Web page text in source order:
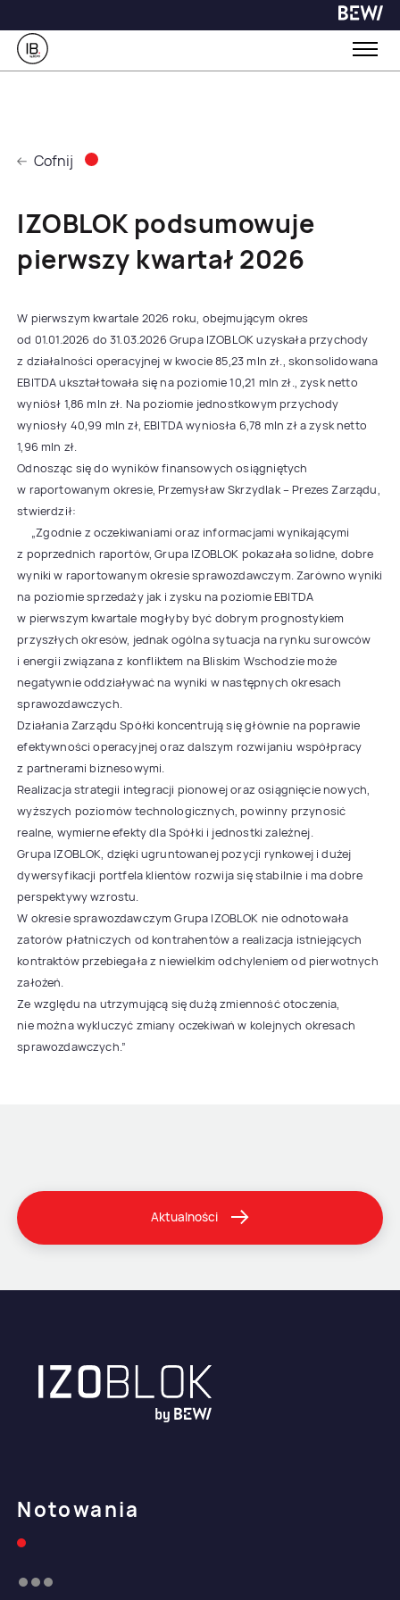
Cofnij
IZOBLOK podsumowuje
pierwszy kwartał 2026
W pierwszym kwartale 2026 roku, obejmującym okres
od 01.01.2026 do 31.03.2026 Grupa IZOBLOK uzyskała przychody
z działalności operacyjnej w kwocie 85,23 mln zł., skonsolidowana
EBITDA ukształtowała się na poziomie 10,21 mln zł., zysk netto
wyniósł 1,86 mln zł. Na poziomie jednostkowym przychody
wyniosły 40,99 mln zł, EBITDA wyniosła 6,78 mln zł a zysk netto
1,96 mln zł.
Odnosząc się do wyników finansowych osiągniętych
w raportowanym okresie, Przemysław Skrzydlak – Prezes Zarządu,
stwierdził:
„Zgodnie z oczekiwaniami oraz informacjami wynikającymi
z poprzednich raportów, Grupa IZOBLOK pokazała solidne, dobre
wyniki w raportowanym okresie sprawozdawczym. Zarówno wyniki
na poziomie sprzedaży jak i zysku na poziomie EBITDA
w pierwszym kwartale mogłyby być dobrym prognostykiem
przyszłych okresów, jednak ogólna sytuacja na rynku surowców
i energii związana z konfliktem na Bliskim Wschodzie może
negatywnie oddziaływać na wyniki w następnych okresach
sprawozdawczych.
Działania Zarządu Spółki koncentrują się głównie na poprawie
efektywności operacyjnej oraz dalszym rozwijaniu współpracy
z partnerami biznesowymi.
Realizacja strategii integracji pionowej oraz osiągnięcie nowych,
wyższych poziomów technologicznych, powinny przynosić
realne, wymierne efekty dla Spółki i jednostki zależnej.
Grupa IZOBLOK, dzięki ugruntowanej pozycji rynkowej i dużej
dywersyfikacji portfela klientów rozwija się stabilnie i ma dobre
perspektywy wzrostu.
W okresie sprawozdawczym Grupa IZOBLOK nie odnotowała
zatorów płatniczych od kontrahentów a realizacja istniejących
kontraktów przebiegała z niewielkim odchyleniem od pierwotnych
założeń.
Ze względu na utrzymującą się dużą zmienność otoczenia,
nie można wykluczyć zmiany oczekiwań w kolejnych okresach
sprawozdawczych.”
Aktualności
Notowania